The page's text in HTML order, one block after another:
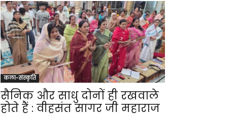
कला-संस्कृति
सैनिक और साधु दोनों ही रखवाले
होते हैं : वीहसंत सागर जी महाराज